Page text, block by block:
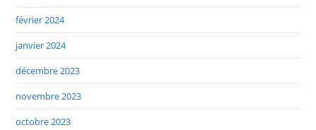
février 2024
janvier 2024
décembre 2023
novembre 2023
octobre 2023